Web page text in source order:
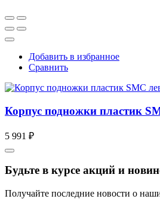
Добавить в избранное
Сравнить
Корпус подножки пластик
5 991 ₽
Будьте в курсе акций и
Получайте последние новости о